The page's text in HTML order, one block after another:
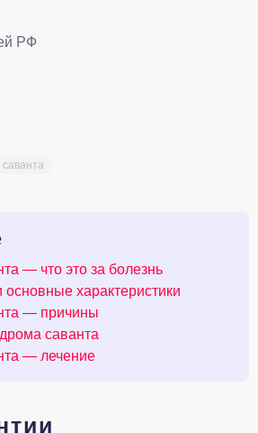
РФ
— что это за болезнь
характеристики
— причины
саванта
— лечение